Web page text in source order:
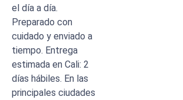
el día a día.
Preparado con
cuidado y enviado a
tiempo. Entrega
estimada en Cali: 2
días hábiles. En las
principales ciudades